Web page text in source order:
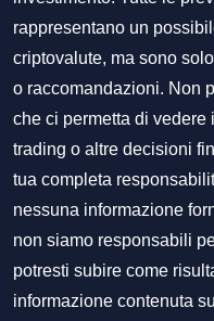
rappresentano un
criptovalute, ma sono
o raccomandazioni. Non
che ci permetta di
trading o altre decisioni
tua completa
nessuna informazione
non siamo responsabili
potresti subire come
informazione contenuta